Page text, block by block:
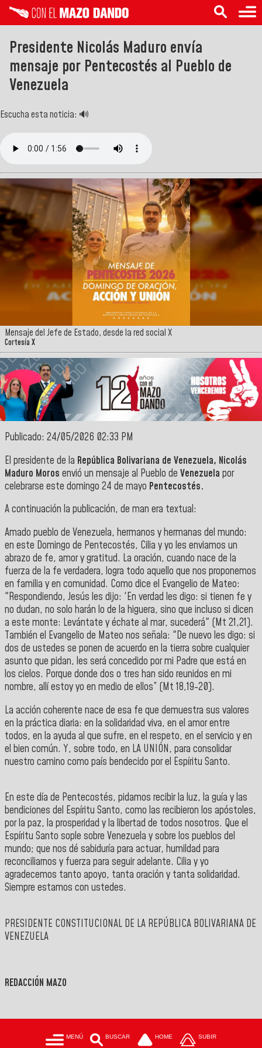
Presidente Nicolás Maduro envía
mensaje por Pentecostés al Pueblo de
Venezuela
Escucha esta noticia: 🔊
Mensaje del Jefe de Estado, desde la red social X
Cortesía X
Publicado: 24/05/2026 02:33 PM
El presidente de la República Bolivariana de Venezuela, Nicolás
Maduro Moros envió un mensaje al Pueblo de Venezuela por
celebrarse este domingo 24 de mayo Pentecostés.
A continuación la publicación, de man era textual:
Amado pueblo de Venezuela, hermanos y hermanas del mundo:
en este Domingo de Pentecostés, Cilia y yo les enviamos un
abrazo de fe, amor y gratitud. La oración, cuando nace de la
fuerza de la fe verdadera, logra todo aquello que nos proponemos
en familia y en comunidad. Como dice el Evangelio de Mateo:
"Respondiendo, Jesús les dijo: 'En verdad les digo: si tienen fe y
no dudan, no solo harán lo de la higuera, sino que incluso si dicen
a este monte: Levántate y échate al mar, sucederá" (Mt 21,21).
También el Evangelio de Mateo nos señala: "De nuevo les digo: si
dos de ustedes se ponen de acuerdo en la tierra sobre cualquier
asunto que pidan, les será concedido por mi Padre que está en
los cielos. Porque donde dos o tres han sido reunidos en mi
nombre, allí estoy yo en medio de ellos” (Mt 18,19-20).
La acción coherente nace de esa fe que demuestra sus valores
en la práctica diaria: en la solidaridad viva, en el amor entre
todos, en la ayuda al que sufre, en el respeto, en el servicio y en
el bien común. Y, sobre todo, en LA UNIÓN, para consolidar
nuestro camino como país bendecido por el Espíritu Santo.
En este día de Pentecostés, pidamos recibir la luz, la guía y las
bendiciones del Espíritu Santo, como las recibieron los apóstoles,
por la paz, la prosperidad y la libertad de todos nosotros. Que el
Espíritu Santo sople sobre Venezuela y sobre los pueblos del
mundo; que nos dé sabiduría para actuar, humildad para
reconciliarnos y fuerza para seguir adelante. Cilia y yo
agradecemos tanto apoyo, tanta oración y tanta solidaridad.
Siempre estamos con ustedes.
PRESIDENTE CONSTITUCIONAL DE LA REPÚBLICA BOLIVARIANA DE
VENEZUELA
REDACCIÓN MAZO
MENÚ BUSCAR HOME SUBIR